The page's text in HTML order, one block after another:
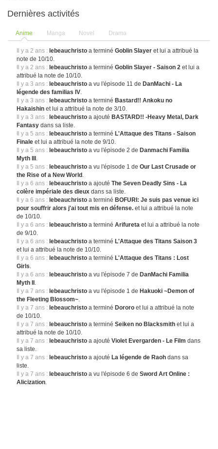
Dernières activités
Anime Manga Novel Drama
Il y a 2 ans : lebeauchristo a terminéGoblin Slayer et lui a attribué la
note de 10/10.
Il y a 2 ans : lebeauchristo a terminéGoblin Slayer - Saison 2 et lui a
attribué la note de 10/10.
Il y a 3 ans : lebeauchristo a vu l'épisode 11 de DanMachi - La
légende des familias IV.
Il y a 3 ans : lebeauchristo a terminé Bastard!! Ankoku no
Hakaishin et lui a attribué la note de 3/10.
Il y a 3 ans : lebeauchristo a ajouté BASTARD!! -Heavy Metal, Dark
Fantasy dans sa liste.
Il y a 5 ans : lebeauchristo a terminé L'Attaque des Titans - Saison
Finale et lui a attribué la note de 9/10.
Il y a 5 ans : lebeauchristo a vu l'épisode 2 de Danmachi Familia
Myth III .
Il y a 5 ans : lebeauchristo a vu l'épisode 1 deOur Last Crusade or
the Rise of a New World .
Il y a 6 ans : lebeauchristo a ajoutéThe Seven Deadly Sins - La
colère impériale des dieux dans sa liste.
Il y a 6 ans : lebeauchristo a terminé BOFURI: Je suis pas venue ici
pour souffrir alors j'ai tout mis en défense. et lui a attribué la note
de 10/10.
Il y a 6 ans : lebeauchristo a terminéArifureta et lui a attribué la note
de 9/10.
Il y a 6 ans : lebeauchristo a terminé L'Attaque des Titans Saison 3
et lui a attribué la note de 10/10.
Il y a 6 ans : lebeauchristo a terminé L'Attaque des Titans : Lost
Girls.
Il y a 6 ans : lebeauchristo a vu l'épisode 7 de DanMachi Familia
Myth II .
Il y a 7 ans : lebeauchristo a vu l'épisode 1 de Hakuoki ~Demon of
the Fleeting Blossom~.
Il y a 7 ans : lebeauchristo a terminé Dororo et lui a attribué la note
de 10/10.
Il y a 7 ans : lebeauchristo a terminéSeiken no Blacksmith et lui a
attribué la note de 10/10.
Il y a 7 ans : lebeauchristo a ajoutéViolet Evergarden - Le Film dans
sa liste.
Il y a 7 ans : lebeauchristo a ajouté La légende de Raoh dans sa
liste.
Il y a 7 ans : lebeauchristo a vu l'épisode 6 deSword Art Online :
Alicization.